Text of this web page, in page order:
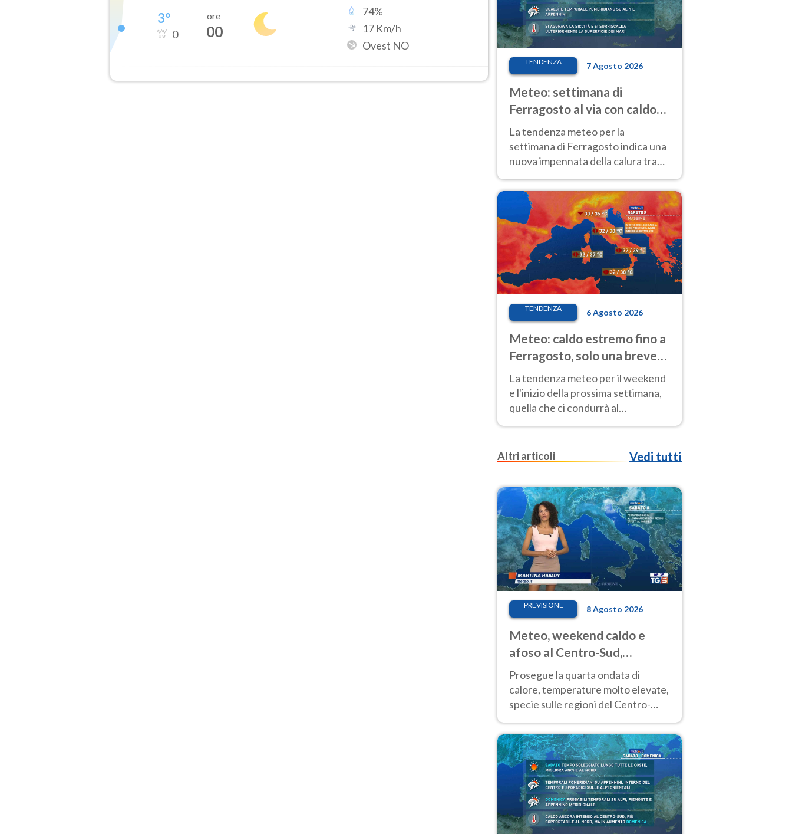
3°
0
ore
00
74%
17 Km/h
Ovest NO
TENDENZA 7 Agosto 2026
Meteo: settimana di
Ferragosto al via con caldo
intenso e qualche temporale
La tendenza meteo per la
settimana di Ferragosto indica una
nuova impennata della calura tra
anche al Nord.
TENDENZA 6 Agosto 2026
Meteo: caldo estremo fino a
Ferragosto, solo una breve
pausa. Ecco dove
La tendenza meteo per il weekend
e l'inizio della prossima settimana,
quella che ci condurrà al
Ferragosto, vede ancora
Altri articoli
Vedi tutti
PREVISIONE 8 Agosto 2026
Meteo, weekend caldo e
afoso al Centro-Sud,
temporali sui rilievi
Prosegue la quarta ondata di
calore, temperature molto elevate,
specie sulle regioni del Centro-
aree montuose